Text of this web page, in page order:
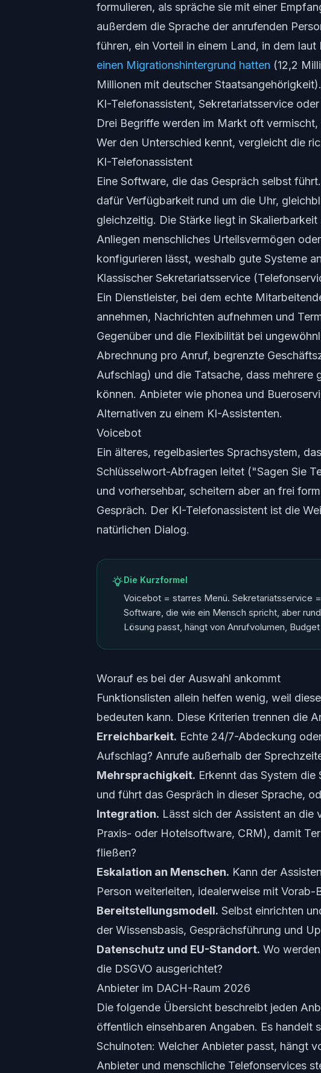
formulieren, als spräche sie mit einer
außerdem die Sprache der anrufenden
führen, ein Vorteil in einem Land, in dem
einen Migrationshintergrund hatten (12,2
Millionen mit deutscher Staatsangehörigkeit).
KI-Telefonassistent, Sekretariatsservice
Drei Begriffe werden im Markt oft
Wer den Unterschied kennt, vergleicht die
KI-Telefonassistent
Eine Software, die das Gespräch selbst
dafür Verfügbarkeit rund um die Uhr,
gleichzeitig. Die Stärke liegt in
Anliegen menschliches Urteilsvermögen
konfigurieren lässt, weshalb gute Systeme
Klassischer Sekretariatsservice
Ein Dienstleister, bei dem echte
annehmen, Nachrichten aufnehmen und
Gegenüber und die Flexibilität bei
Abrechnung pro Anruf, begrenzte
Aufschlag) und die Tatsache, dass mehrere
können. Anbieter wie phonea und
Alternativen zu einem KI-Assistenten.
Voicebot
Ein älteres, regelbasiertes Sprachsystem,
Schlüsselwort-Abfragen leitet ("Sagen Sie
und vorhersehbar, scheitern aber an frei
Gespräch. Der KI-Telefonassistent ist die
natürlichen Dialog.
Die Kurzformel
Voicebot = starres Menü. Sekretariatsservice
Software, die wie ein Mensch spricht, aber
Lösung passt, hängt von Anrufvolumen,
Worauf es bei der Auswahl ankommt
Funktionslisten allein helfen wenig, weil
bedeuten kann. Diese Kriterien trennen die
Erreichbarkeit. Echte 24/7-Abdeckung
Aufschlag? Anrufe außerhalb der
Mehrsprachigkeit. Erkennt das System
und führt das Gespräch in dieser Sprache,
Integration. Lässt sich der Assistent an die
Praxis- oder Hotelsoftware, CRM), damit
fließen?
Eskalation an Menschen. Kann der
Person weiterleiten, idealerweise mit Vorab-
Bereitstellungsmodell. Selbst einrichten
der Wissensbasis, Gesprächsführung und
Datenschutz und EU-Standort. Wo
die DSGVO ausgerichtet?
Anbieter im DACH-Raum 2026
Die folgende Übersicht beschreibt jeden
öffentlich einsehbaren Angaben. Es handelt
Schulnoten: Welcher Anbieter passt, hängt
Anbieter und menschliche Telefonservices